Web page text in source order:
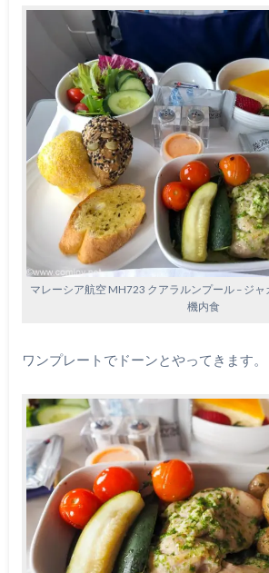
マレーシア航空 MH723 クアラルンプール – ジャ
機内食
ワンプレートでドーンとやってきます。